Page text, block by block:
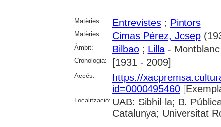
Matèries: Entrevistes; Pintors
Matèries: Cimas Pérez, Josep
Àmbit: Bilbao; Lilla-
Cronologia: [1931 - 2009]
Accés:
https://
id=0000495460
Localització: UAB: Sibhil·la; B.
Catalunya; Universitat